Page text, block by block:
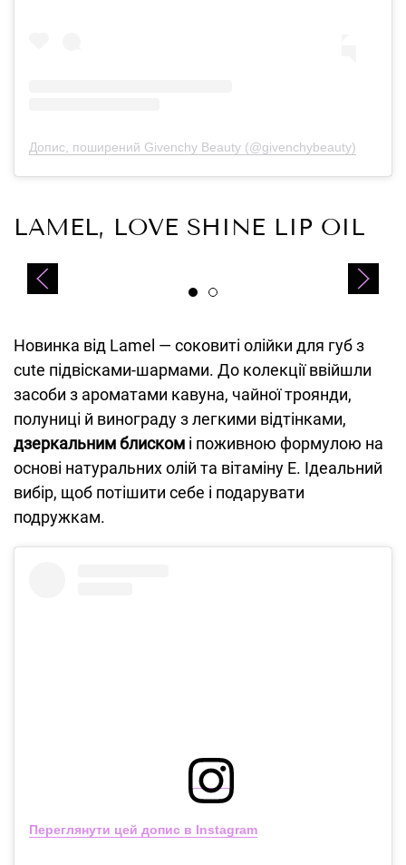
Допис, поширений Givenchy Beauty (@givenchybeauty)
LAMEL, LOVE SHINE LIP OIL
Новинка від Lamel — соковиті олійки для губ з
cute підвісками-шармами. До колекції ввійшли
засоби з ароматами кавуна, чайної троянди,
полуниці й винограду з легкими відтінками,
дзеркальним блиском і поживною формулою на
основі натуральних олій та вітаміну Е. Ідеальний
вибір, щоб потішити себе і подарувати
подружкам.
Переглянути цей допис в Instagram